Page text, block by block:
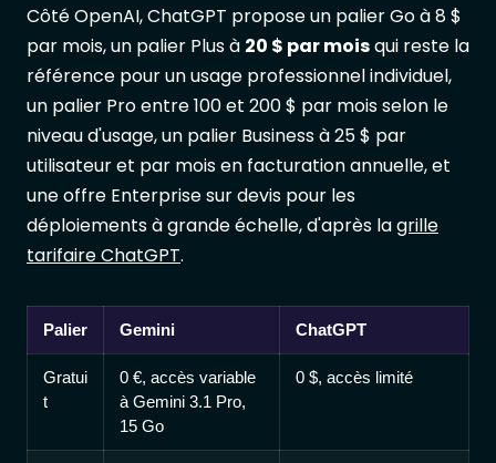
Côté OpenAI, ChatGPT propose un palier Go à 8 $
par mois, un palier Plus à 20 $ par moisqui reste la
référence pour un usage professionnel individuel,
un palier Pro entre 100 et 200 $ par mois selon le
niveau d'usage, un palier Business à 25 $ par
utilisateur et par mois en facturation annuelle, et
une offre Enterprise sur devis pour les
déploiements à grande échelle, d'après lagrille
tarifaire ChatGPT.
Palier Gemini ChatGPT
Gratui
t
0 €, accès variable
à Gemini 3.1 Pro,
15 Go
0 $, accès limité